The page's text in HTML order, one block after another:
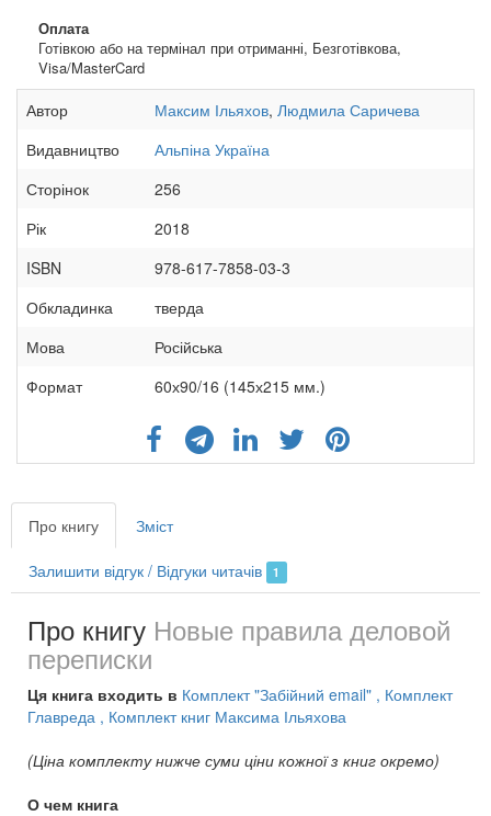
Оплата
Готівкою або на термінал при отриманні, Безготівкова,
Visa/MasterCard
Автор Максим Ільяхов, Людмила Саричева
Видавництво
Альпіна Україна
Сторінок
256
Рік
2018
ISBN
978-617-7858-03-3
Обкладинка
тверда
Мова
Російська
Формат
60х90/16 (145х215 мм.)
Про книгу Зміст
Залишити відгук / Відгуки читачів 1
Про книгу Новые правила деловой
переписки
Ця книга входить в Комплект "Забійний email" , Комплект
Главреда , Комплект книг Максима Ільяхова
(Ціна комплекту нижче суми ціни кожної з книг окремо)
О чем книга